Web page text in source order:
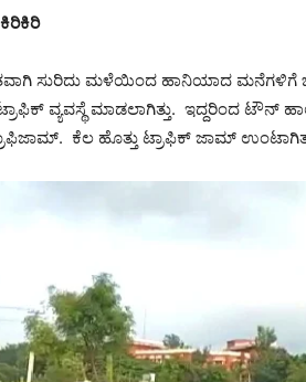
ಸುರಿದು ಮಳೆಯಿಂದ ಹಾನಿಯಾದ ಮನೆಗಳಿಗೆ
ಟ್ರಾಫಿಕ್ ವ್ಯವಸ್ಥೆ ಮಾಡಲಾಗಿತ್ತು. ಇದ್ದರಿಂದ
ಕೆಲ ಹೊತ್ತು ಟ್ರಾಫಿಕ್ ಜಾಮ್